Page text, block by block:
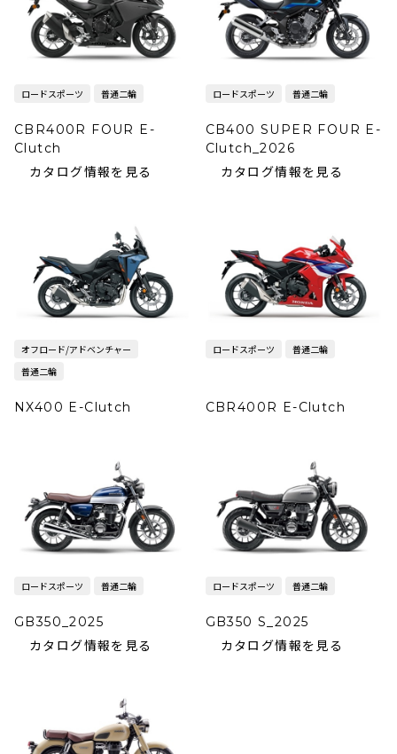
ロードスポーツ 普通二輪
CBR400R FOUR E-
Clutch
カタログ情報を見る
ロードスポーツ 普通二輪
CB400 SUPER FOUR E-
Clutch_2026
カタログ情報を見る
オフロード/アドベンチャー
普通二輪
NX400 E-Clutch
ロードスポーツ 普通二輪
CBR400R E-Clutch
ロードスポーツ 普通二輪
GB350_2025
カタログ情報を見る
ロードスポーツ 普通二輪
GB350 S_2025
カタログ情報を見る